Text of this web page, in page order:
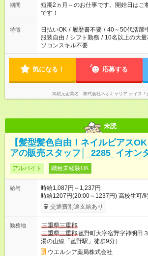
週最低15時間以上の勤務が必要です
期間
短期2ヵ月～のお仕事です。開始日は
です！
特徴 日払いOK / 履歴書不要 / 40～50代活躍
服装自由 / シフト勤務 / 10名以上の大
ソコンスキル不要
気になる！ 応募する
掲載元企業名 株式会社ネオキャリア ナイス！
未読
【髪型髪色自由！ネイルピアス
アの販売スタッフ│_2285_イオン
アルバイト 職種未経験OK
給与
時給1,087円～1,237円
時給1207円(20:00～1237円) 高校生可/
なし) 昇格に応じて＋20～200円昇給あ
で） ※高校生は対象外 試用期間あり：入社日から3ヶ月間／本採
の長さ：3ヶ月 雇用形態、給与は本採用
交通費別途支給あり
勤務地
三重県三重郡
三重県三重郡菰野町大字宿野字神明田
湯の山線「菰野駅」徒歩9分）
ウエルシア薬局株式会社